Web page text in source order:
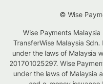
© Wise
Wise Payments
TransferWise Malaysia
under the laws of Malaysia
201701025297. Wise
under the laws of Malaysia